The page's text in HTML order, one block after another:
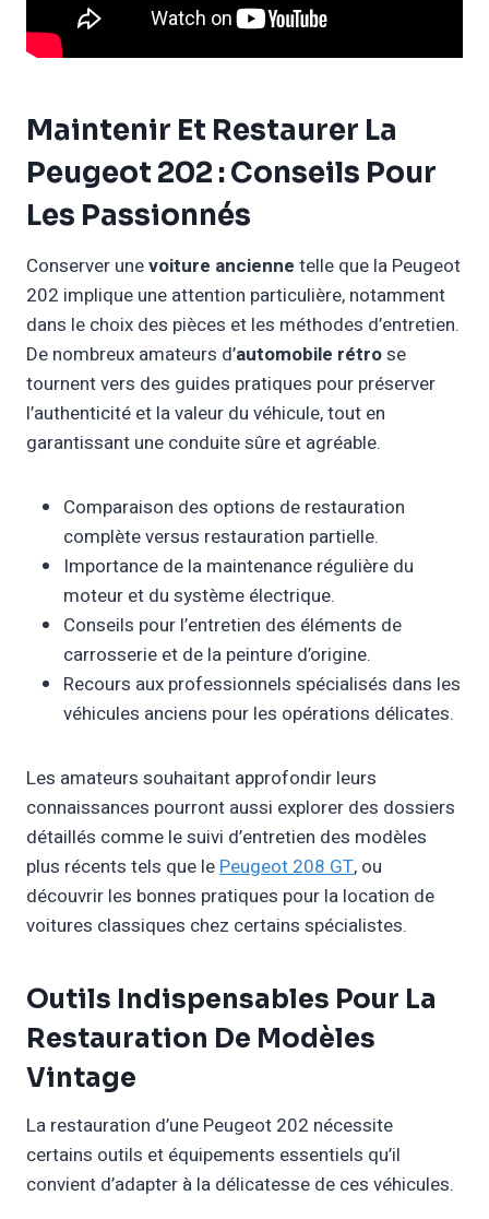
Maintenir Et Restaurer La
Peugeot 202 : Conseils Pour
Les Passionnés
Conserver unevoiture ancienne telle que la Peugeot
202 implique une attention particulière, notamment
dans le choix des pièces et les méthodes d’entretien.
De nombreux amateurs d’automobile rétrose
tournent vers des guides pratiques pour préserver
l’authenticité et la valeur du véhicule, tout en
garantissant une conduite sûre et agréable.
Comparaison des options de restauration
complète versus restauration partielle.
Importance de la maintenance régulière du
moteur et du système électrique.
Conseils pour l’entretien des éléments de
carrosserie et de la peinture d’origine.
Recours aux professionnels spécialisés dans les
véhicules anciens pour les opérations délicates.
Les amateurs souhaitant approfondir leurs
connaissances pourront aussi explorer des dossiers
détaillés comme le suivi d’entretien des modèles
plus récents tels que lePeugeot 208 GT, ou
découvrir les bonnes pratiques pour la location de
voitures classiques chez certains spécialistes.
Outils Indispensables Pour La
Restauration De Modèles
Vintage
La restauration d’une Peugeot 202 nécessite
certains outils et équipements essentiels qu’il
convient d’adapter à la délicatesse de ces véhicules.